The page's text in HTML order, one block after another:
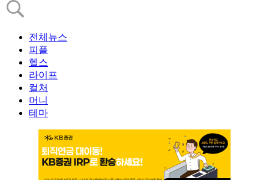
전체뉴스
피플
헬스
라이프
컬처
머니
테마